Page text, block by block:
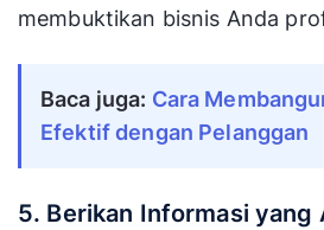
membuktikan bisnis Anda
Baca juga: Cara
Efektif dengan Pelanggan
5. Berikan Informasi yang